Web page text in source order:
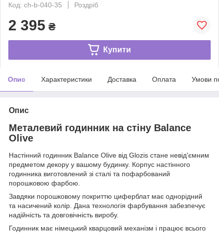
Код: ch-b-040-35
Роздріб
2 395 ₴
Купити
Опис Характеристики Доставка Оплата Умови
Опис
Металевий годинник на стіну Balance
Olive
Настінний годинник Balance Olive від Glozis стане невід'ємним
предметом декору у вашому будинку. Корпус настінного
годинника виготовлений зі сталі та пофарбований
порошковою фарбою.
Завдяки порошковому покриттю циферблат має однорідний
та насичений колір. Дана технологія фарбування забезпечує
надійність та довговічність виробу.
Годинник має німецький кварцовий механізм і працює всього